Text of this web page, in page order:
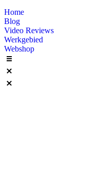
Home
Blog
Video Reviews
Werkgebied
Webshop